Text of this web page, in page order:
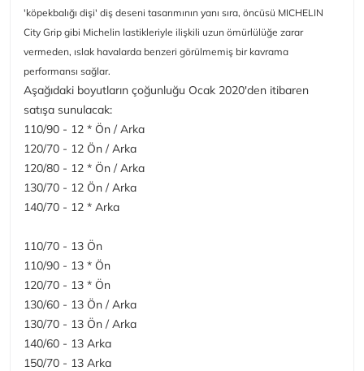
'köpekbalığı dişi' diş deseni tasarımının yanı sıra, öncüsü MICHELIN
City Grip gibi Michelin lastikleriyle ilişkili uzun ömürlülüğe zarar
vermeden, ıslak havalarda benzeri görülmemiş bir kavrama
performansı sağlar.
Aşağıdaki boyutların çoğunluğu Ocak 2020'den itibaren
satışa sunulacak:
110/90 - 12 * Ön / Arka
120/70 - 12 Ön / Arka
120/80 - 12 * Ön / Arka
130/70 - 12 Ön / Arka
140/70 - 12 * Arka
110/70 - 13 Ön
110/90 - 13 * Ön
120/70 - 13 * Ön
130/60 - 13 Ön / Arka
130/70 - 13 Ön / Arka
140/60 - 13 Arka
150/70 - 13 Arka